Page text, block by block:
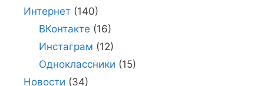
Интернет (140)
ВКонтакте (16)
Инстаграм (12)
Одноклассники (15)
Новости (34)